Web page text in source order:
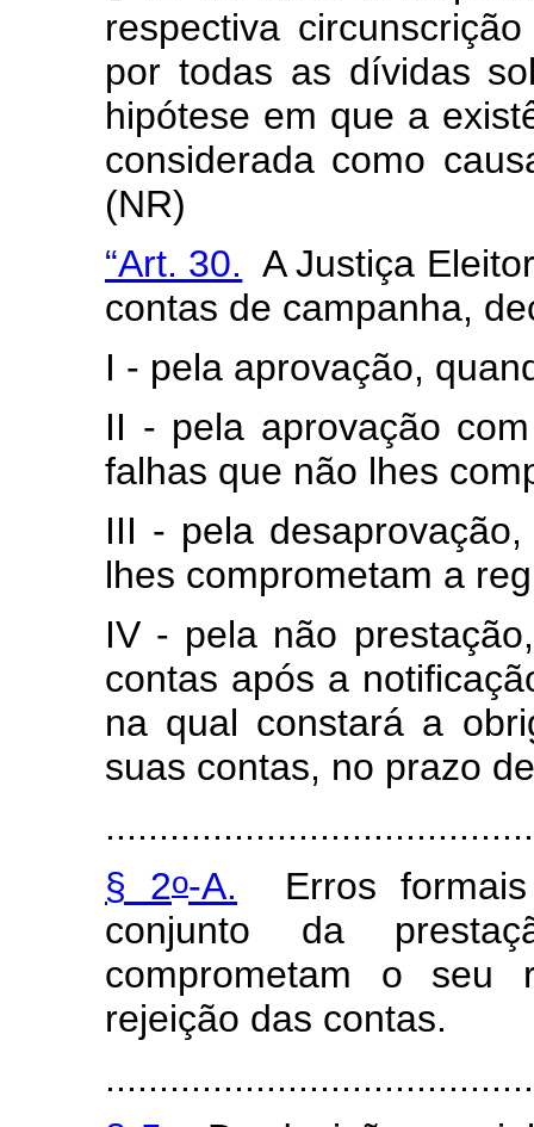
respectiva
por todas as dívidas
hipótese em que a
considerada como
(NR)
“Art. 30. A Justiça
contas de campanha,
I - pela aprovação,
II - pela aprovação
falhas que não lhes
III - pela
lhes comprometam a
IV - pela não
contas após a
na qual constará a
suas contas, no prazo
§ 2o-A. Erros formais
conjunto da
comprometam o seu
rejeição das contas.